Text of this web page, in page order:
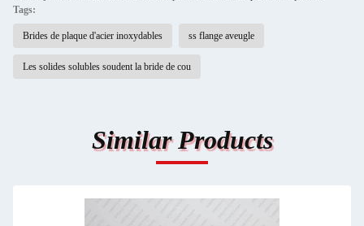
Tags:
Brides de plaque d'acier inoxydables ss flange aveugle
Les solides solubles soudent la bride de cou
Similar Products